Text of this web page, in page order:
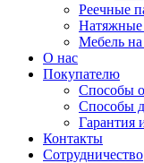
Реечные
Натяжные
Мебель на
О нас
Покупателю
Способы
Способы
Гарантия
Контакты
Сотрудничество